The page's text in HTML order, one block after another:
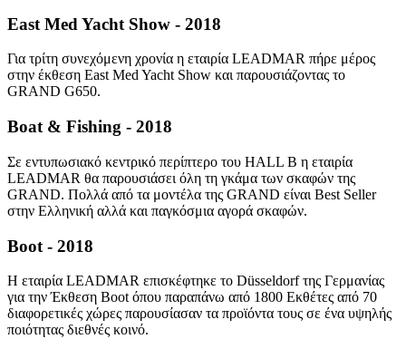
East Med Yacht Show - 2018
Για τρίτη συνεχόμενη χρονία η εταιρία LΕΑDMAR πήρε μέρος
στην έκθεση East Med Yacht Show και παρουσιάζοντας το
GRAND G650.
Boat & Fishing - 2018
Σε εντυπωσιακό κεντρικό περίπτερο του HALL B η εταιρία
LEADMAR θα παρουσιάσει όλη τη γκάμα των σκαφών της
GRAND. Πολλά από τα μοντέλα της GRAND είναι Best Seller
στην Ελληνική αλλά και παγκόσμια αγορά σκαφών.
Boot - 2018
Η εταιρία LΕΑDMAR επισκέφτηκε το Düsseldorf της Γερμανίας
για την Έκθεση Boot όπου παραπάνω από 1800 Εκθέτες από 70
διαφορετικές χώρες παρουσίασαν τα προϊόντα τους σε ένα υψηλής
ποιότητας διεθνές κοινό.